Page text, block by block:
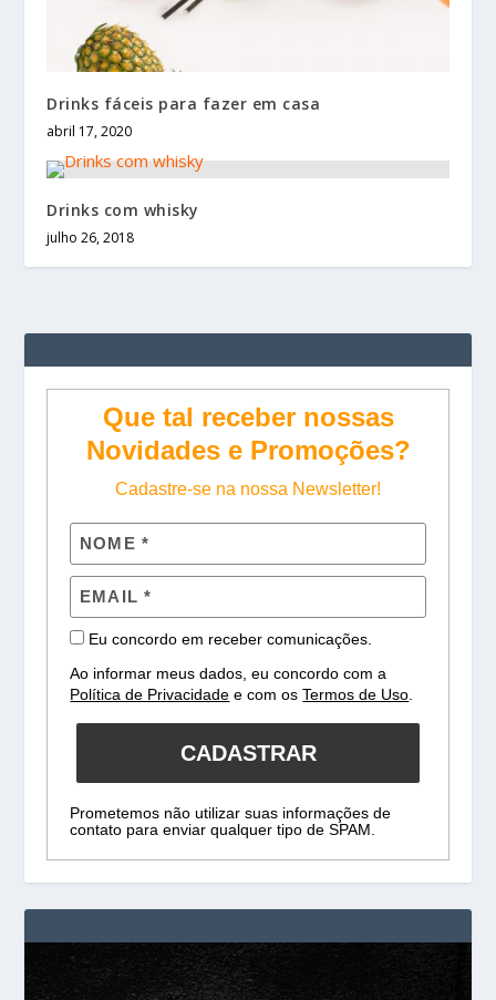
Drinks fáceis para fazer em casa
abril 17, 2020
Drinks com whisky
julho 26, 2018
Que tal receber nossas
Novidades e Promoções?
Cadastre-se na nossa Newsletter!
Eu concordo em receber comunicações.
Ao informar meus dados, eu concordo com a
Política de Privacidade e com osTermos de Uso
CADASTRAR
Prometemos não utilizar suas informações de
contato para enviar qualquer tipo de SPAM.